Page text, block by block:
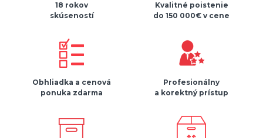
18 rokov
skúseností
Kvalitné poistenie
do 150 000€ v cene
Obhliadka a cenová
ponuka zdarma
Profesionálny
a korektný prístup